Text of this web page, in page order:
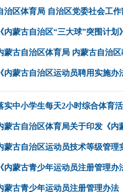
治区体育局 自治区党委社会工
《内蒙古自治区“三大球”突围计划
蒙古自治区体育局 内蒙古自治
《内蒙古自治区运动员聘用实施办
实中小学生每天2小时综合体育
蒙古自治区体育局关于印发《
蒙古自治区运动员技术等级管理
《内蒙古青少年运动员注册管理
蒙古青少年运动员注册管理办法